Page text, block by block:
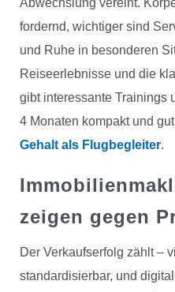
Abwechslung vereint.
fordernd, wichtiger sind
und Ruhe in besonderen
Reiseerlebnisse und die
gibt interessante Trainings
4 Monaten kompakt und
Gehalt als Flugbegleiter.
zeigen gegen
Der Verkaufserfolg zählt –
standardisierbar, und